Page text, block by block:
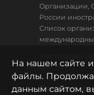
Организации,
России
Список
18+
Политика
На нашем сайте
файлы.
данным сайтом,